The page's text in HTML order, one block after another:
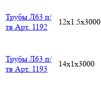
Трубы Л63 п/
тв Арт. 1192
12х1.5х3000
Трубы Л63 п/
тв Арт. 1193
14х1х3000